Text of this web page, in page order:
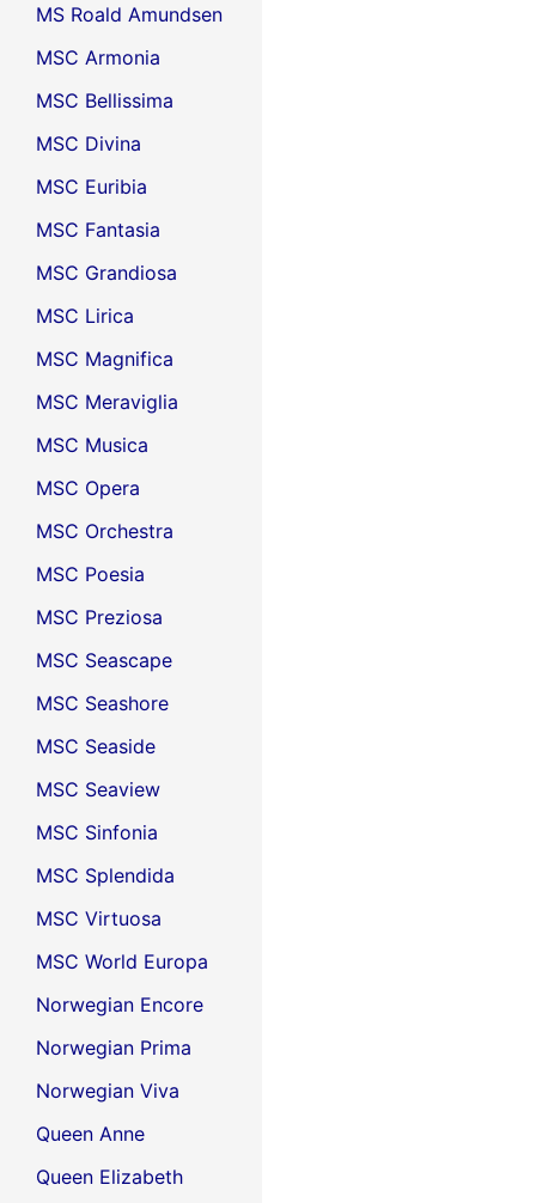
MS Roald Amundsen
MSC Armonia
MSC Bellissima
MSC Divina
MSC Euribia
MSC Fantasia
MSC Grandiosa
MSC Lirica
MSC Magnifica
MSC Meraviglia
MSC Musica
MSC Opera
MSC Orchestra
MSC Poesia
MSC Preziosa
MSC Seascape
MSC Seashore
MSC Seaside
MSC Seaview
MSC Sinfonia
MSC Splendida
MSC Virtuosa
MSC World Europa
Norwegian Encore
Norwegian Prima
Norwegian Viva
Queen Anne
Queen Elizabeth